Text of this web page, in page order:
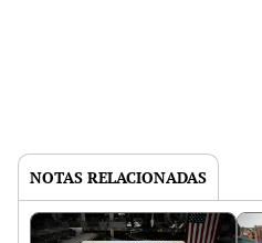
NOTAS RELACIONADAS